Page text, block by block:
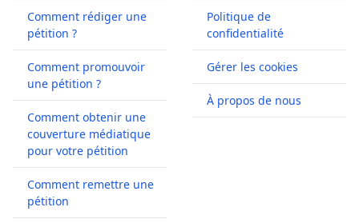
Comment rédiger une
pétition ?
Comment promouvoir
une pétition ?
Comment obtenir une
couverture médiatique
pour votre pétition
Comment remettre une
pétition
Politique de
confidentialité
Gérer les cookies
À propos de nous